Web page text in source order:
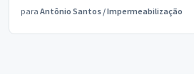
para Antônio Santos /Impermeabilização